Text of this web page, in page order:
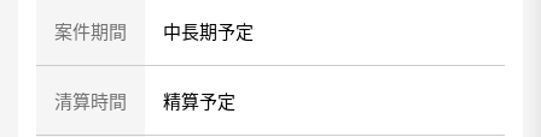
案件期間 中長期予定
清算時間 精算予定